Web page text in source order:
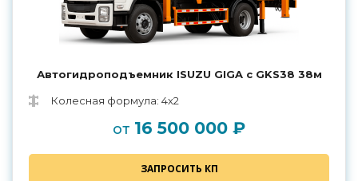
Автогидроподъемник ISUZU GIGA с GKS38 38м
Колесная формула: 4х2
от 16 500 000 ₽
ЗАПРОСИТЬ КП